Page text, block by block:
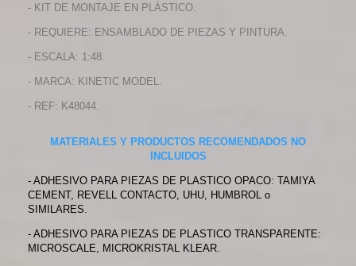
- KIT DE MONTAJE EN PLÁSTICO.
- REQUIERE: ENSAMBLADO DE PIEZAS Y PINTURA.
- ESCALA: 1:48.
- MARCA: KINETIC MODEL.
- REF: K48044.
MATERIALES Y PRODUCTOS RECOMENDADOS NO
INCLUIDOS
- ADHESIVO PARA PIEZAS DE PLASTICO OPACO: TAMIYA
CEMENT, REVELL CONTACTO, UHU, HUMBROL o
SIMILARES.
- ADHESIVO PARA PIEZAS DE PLASTICO TRANSPARENTE:
MICROSCALE, MICROKRISTAL KLEAR.